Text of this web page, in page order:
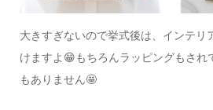
大きすぎないので挙式後は、 インテリ
けますよ😁もちろんラッピングもされ
もありません🤩